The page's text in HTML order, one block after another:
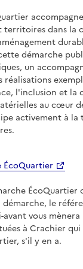
territoires dans
démarche
un
réalisations
l'inclusion et la
au cœur
activement à
ÉcoQuartier
ÉcoQuartier
le
avant vous
à Crachier qui
s'il y en a.